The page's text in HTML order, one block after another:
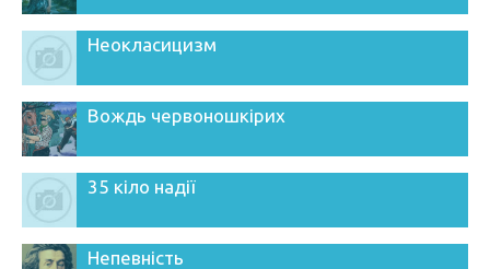
Неокласицизм
Вождь червоношкірих
35 кіло надії
Непевність